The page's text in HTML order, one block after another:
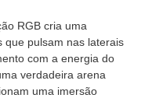
RGB cria uma
que pulsam nas laterais
com a energia do
verdadeira arena
uma imersão